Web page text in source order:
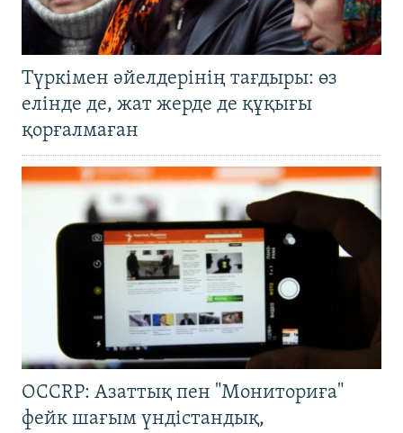
Түркімен әйелдерінің тағдыры: өз
елінде де, жат жерде де құқығы
қорғалмаған
OCCRP: Азаттық пен "Мониториға"
фейк шағым үндістандық,